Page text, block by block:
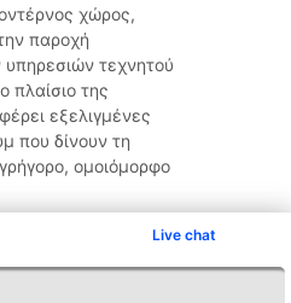
Live chat
χώρος,
παροχή
υπηρεσιών τεχνητού
πλαίσιο της
εξελιγμένες
που δίνουν τη
ομοιόμορφο